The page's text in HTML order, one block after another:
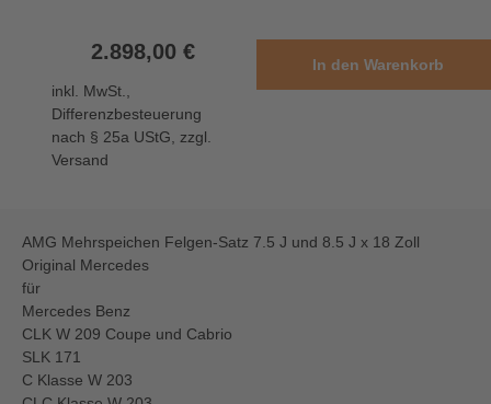
2.898,00 €
inkl. MwSt.,
Differenzbesteuerung
nach § 25a UStG, zzgl.
Versand
In den Warenkorb
AMG Mehrspeichen Felgen-Satz 7.5 J und 8.5 J x 18 Zoll
Original Mercedes
für
Mercedes Benz
CLK W 209 Coupe und Cabrio
SLK 171
C Klasse W 203